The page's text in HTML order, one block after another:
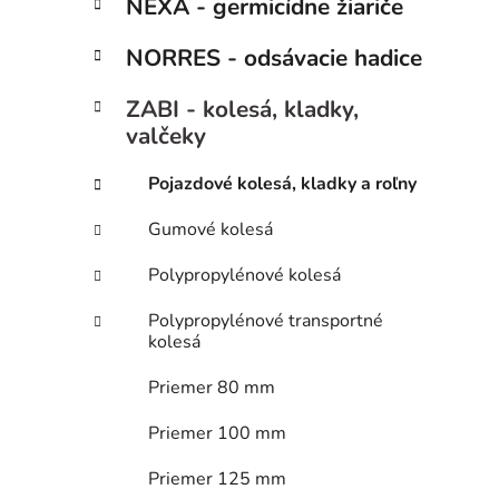
ý
a
n
e
ó
i
NEXA - germicídne žiariče
NORRES - odsávacie hadice
ZABI - kolesá, kladky,
valčeky
Pojazdové kolesá, kladky a roľny
Gumové kolesá
Polypropylénové kolesá
Polypropylénové transportné
kolesá
Priemer 80 mm
Priemer 100 mm
Priemer 125 mm